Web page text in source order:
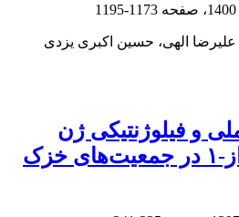
1173-1195
الهی، حسین اکبری یزدی
و فیلوژنتیکی ژن
گلوتاتیون ‌پراکسیداز-۱ در جمعیت‌های خزک